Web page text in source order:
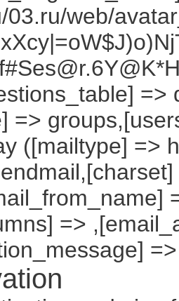
03.ru/web/
=>
([mailtype] =>
=>
=>